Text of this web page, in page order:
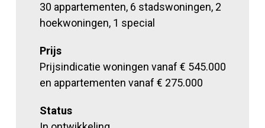
30 appartementen, 6 stadswoningen, 2
hoekwoningen, 1 special
Prijs
Prijsindicatie woningen vanaf € 545.000
en appartementen vanaf € 275.000
Status